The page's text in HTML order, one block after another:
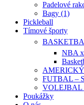
Padelové
Bagy (1)
Pickleball
Tímové športy
NBA
FUTBAL –
VOLEJBAL
Poukážky